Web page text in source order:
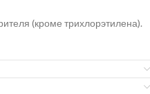
(кроме трихлорэтилена).